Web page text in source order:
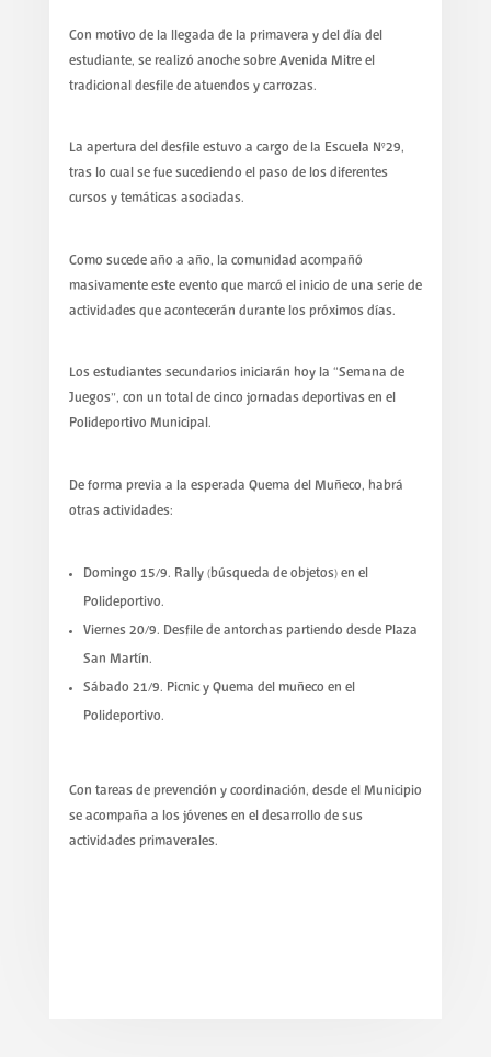
Con motivo de la llegada de la primavera y del día del
estudiante, se realizó anoche sobre Avenida Mitre el
tradicional desfile de atuendos y carrozas.
La apertura del desfile estuvo a cargo de la Escuela N°29,
tras lo cual se fue sucediendo el paso de los diferentes
cursos y temáticas asociadas.
Como sucede año a año, la comunidad acompañó
masivamente este evento que marcó el inicio de una serie de
actividades que acontecerán durante los próximos días.
Los estudiantes secundarios iniciarán hoy la “Semana de
Juegos”, con un total de cinco jornadas deportivas en el
Polideportivo Municipal.
De forma previa a la esperada Quema del Muñeco, habrá
otras actividades:
Domingo 15/9. Rally (búsqueda de objetos) en el
Polideportivo.
Viernes 20/9. Desfile de antorchas partiendo desde Plaza
San Martín.
Sábado 21/9. Picnic y Quema del muñeco en el
Polideportivo.
Con tareas de prevención y coordinación, desde el Municipio
se acompaña a los jóvenes en el desarrollo de sus
actividades primaverales.